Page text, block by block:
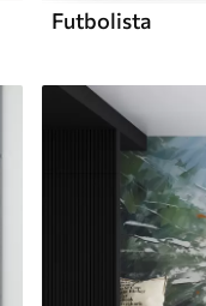
Futbolista